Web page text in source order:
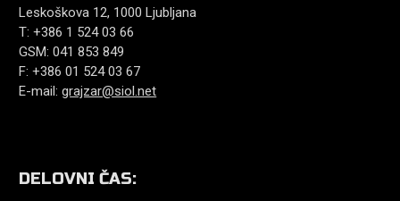
Leskoškova 12, 1000 Ljubljana
T: +386 1 524 03 66
GSM: 041 853 849
F: +386 01 524 03 67
E-mail:grajzar@siol.net
DELOVNI ČAS: